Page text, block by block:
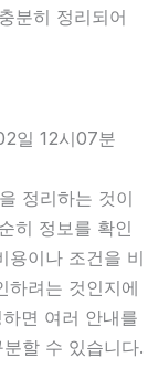
분히 정리되어
일 12시07분
정리하는 것이
히 정보를 확인
용이나 조건을 비
하려는 것인지에
면 여러 안내를
할 수 있습니다.